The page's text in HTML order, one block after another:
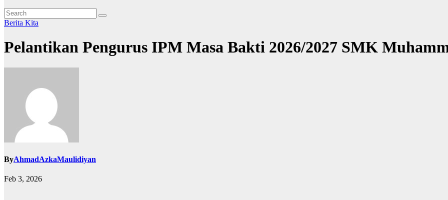
Berita Kita
Pelantikan Pengurus IPM Masa Bakti 2026/2027 SMK
ByAhmadAzkaMaulidiyan
Feb 3, 2026